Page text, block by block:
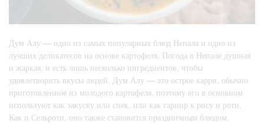
Дум Алу — одно из самых популярных блюд Непала и одно из
лучших деликатесов на основе картофеля. Погода в Непале душная
и жаркая, и есть лишь несколько ингредиентов, чтобы
удовлетворить вкусы людей. Дум Алу — это острое карри, обычно
приготовленное из молодого картофеля, поэтому его в основном
используют как закуску или снек, или как гарнир к рису и роти.
Как и Сельроти, оно также становится праздничным блюдом,